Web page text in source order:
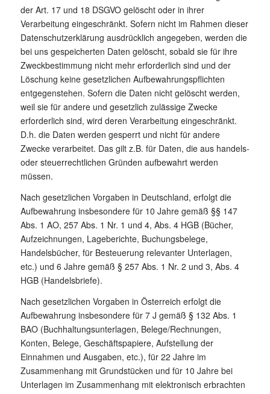
der Art. 17 und 18 DSGVO gelöscht oder in ihrer
Verarbeitung eingeschränkt. Sofern nicht im Rahmen dieser
Datenschutzerklärung ausdrücklich angegeben, werden die
bei uns gespeicherten Daten gelöscht, sobald sie für ihre
Zweckbestimmung nicht mehr erforderlich sind und der
Löschung keine gesetzlichen Aufbewahrungspflichten
entgegenstehen. Sofern die Daten nicht gelöscht werden,
weil sie für andere und gesetzlich zulässige Zwecke
erforderlich sind, wird deren Verarbeitung eingeschränkt.
D.h. die Daten werden gesperrt und nicht für andere
Zwecke verarbeitet. Das gilt z.B. für Daten, die aus handels-
oder steuerrechtlichen Gründen aufbewahrt werden
müssen.
Nach gesetzlichen Vorgaben in Deutschland, erfolgt die
Aufbewahrung insbesondere für 10 Jahre gemäß §§ 147
Abs. 1 AO, 257 Abs. 1 Nr. 1 und 4, Abs. 4 HGB (Bücher,
Aufzeichnungen, Lageberichte, Buchungsbelege,
Handelsbücher, für Besteuerung relevanter Unterlagen,
etc.) und 6 Jahre gemäß § 257 Abs. 1 Nr. 2 und 3, Abs. 4
HGB (Handelsbriefe).
Nach gesetzlichen Vorgaben in Österreich erfolgt die
Aufbewahrung insbesondere für 7 J gemäß § 132 Abs. 1
BAO (Buchhaltungsunterlagen, Belege/Rechnungen,
Konten, Belege, Geschäftspapiere, Aufstellung der
Einnahmen und Ausgaben, etc.), für 22 Jahre im
Zusammenhang mit Grundstücken und für 10 Jahre bei
Unterlagen im Zusammenhang mit elektronisch erbrachten